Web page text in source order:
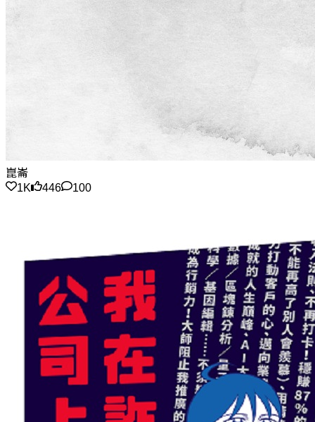
崑崙
1K
446 100